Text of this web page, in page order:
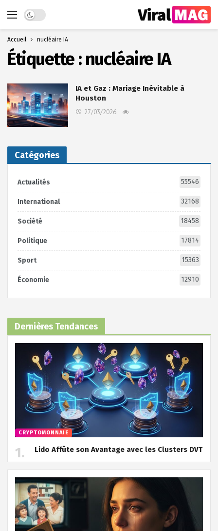
Dark mode
Accueil nucléaire IA
Étiquette : nucléaire IA
IA et Gaz : Mariage Inévitable à
Houston
27/03/2026
Catégories
Actualités 55546
International 32168
Société 18458
Politique 17814
Sport 15363
Économie 12910
Dernières Tendances
CRYPTOMONNAIE
Lido Affûte son Avantage avec les Clusters DVT